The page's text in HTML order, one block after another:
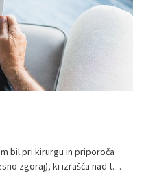
bil pri kirurgu in priporoča
zgoraj), ki izrašča nad to